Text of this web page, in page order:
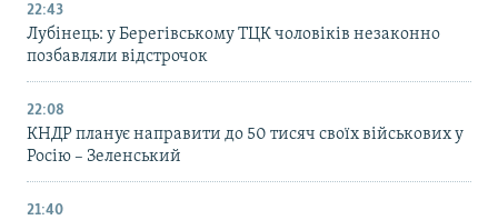
22:43
Лубінець: у Берегівському ТЦК чоловіків незаконно
позбавляли відстрочок
22:08
КНДР планує направити до 50 тисяч своїх військових у
Росію – Зеленський
21:40